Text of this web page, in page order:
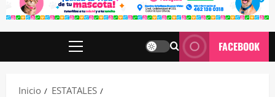
Menú
FACEBOOK
Inicio
ESTATALES